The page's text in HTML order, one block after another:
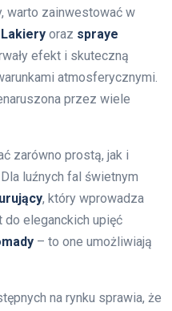
warto zainwestować w
Lakiery oraz spraye
efekt i skuteczną
atmosferycznymi.
przez wiele
zarówno prostą, jak i
luźnych fal świetnym
, który wprowadza
do eleganckich upięć
– to one umożliwiają
na rynku sprawia, że